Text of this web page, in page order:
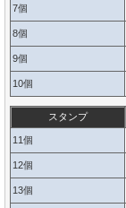
7個
8個
9個
10個
スタンプ
11個
12個
13個